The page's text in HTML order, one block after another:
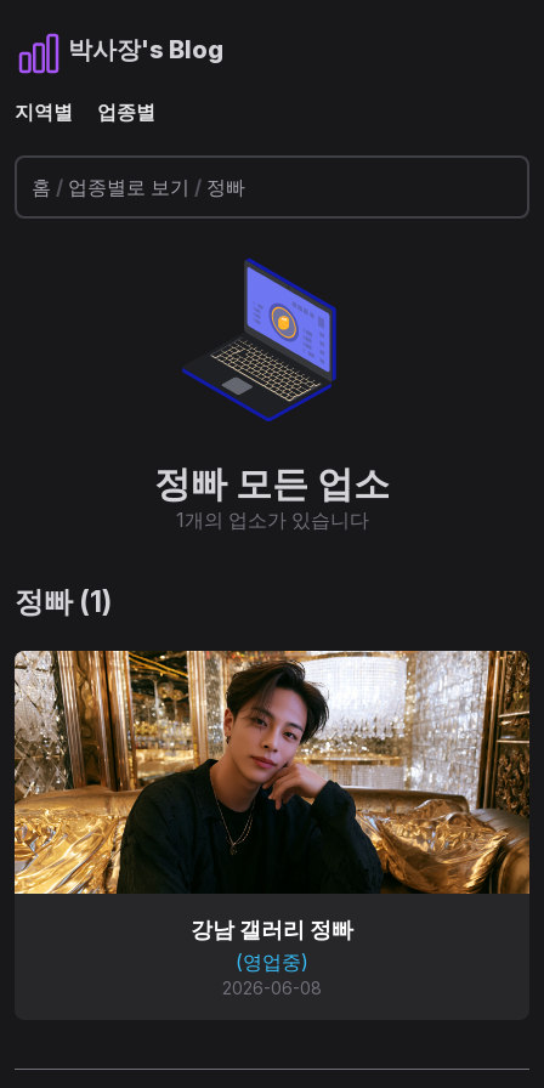
박사장's Blog
지역별 업종별
홈 / 업종별로 보기 / 정빠
정빠 모든 업소
1개의 업소가 있습니다
정빠 (1)
강남 갤러리 정빠
(영업중)
2026-06-08